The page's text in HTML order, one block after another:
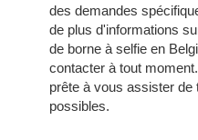
des demandes
de plus d'informations
de borne à selfie en
contacter à tout moment.
prête à vous assister de
possibles.